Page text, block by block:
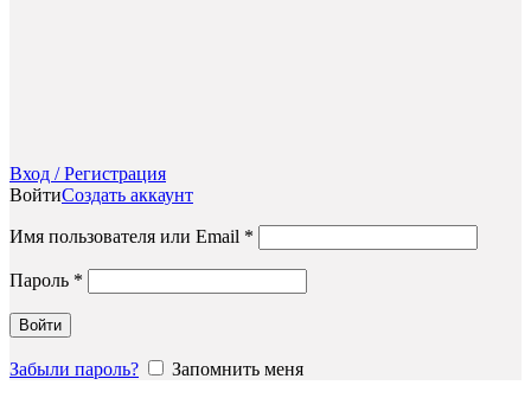
Вход / Регистрация
ВойтиСоздать аккаунт
Имя пользователя или Email *
Пароль *
Войти
Забыли пароль?
Запомнить меня